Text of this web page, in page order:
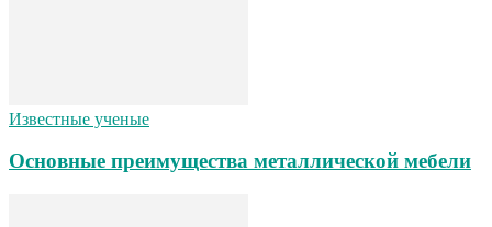
Известные ученые
Основные преимущества металлической мебели